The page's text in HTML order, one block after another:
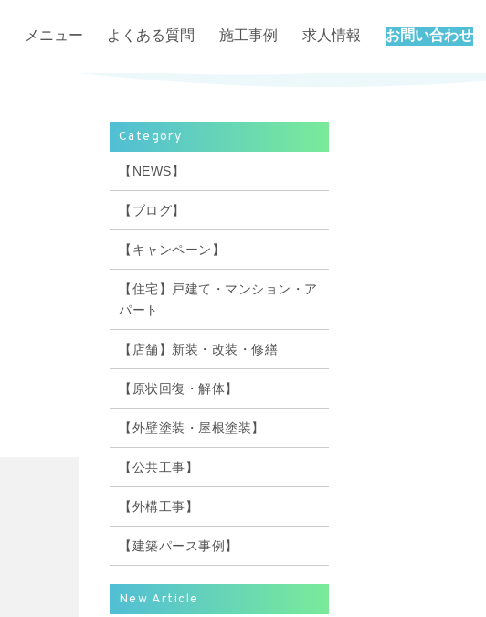
メニュー よくある質問 施工事例 求人情報 お問い合わせ
Category
【NEWS】
【ブログ】
【キャンペーン】
【住宅】戸建て・マンション・ア
パート
【店舗】新装・改装・修繕
【原状回復・解体】
【外壁塗装・屋根塗装】
【公共工事】
【外構工事】
【建築パース事例】
New Article